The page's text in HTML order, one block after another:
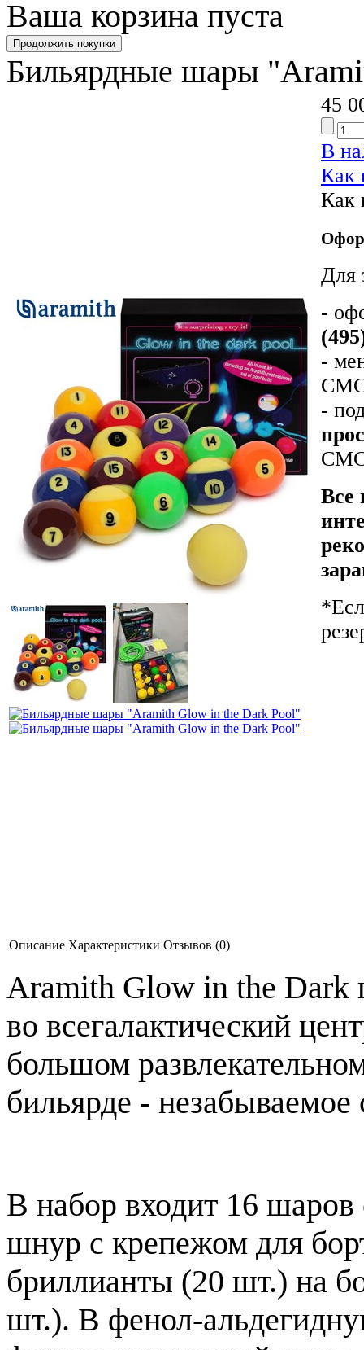
Ваша корзина пуста
Бильярдные шары
45
В
Как
Как
Для
-
-
-
Все
Описание Характеристики Отзывов (0)
Aramith Glow in the Dark
во всегалактический
большом
бильярде -
В набор входит 16 шаров
шнур с крепежом для
бриллианты (20 шт.) на
шт.). В фенол-